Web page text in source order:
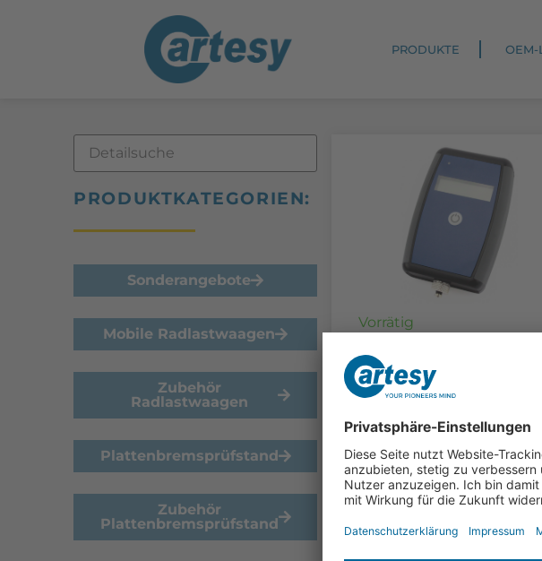
PRODUKTE OEM-
PRODUKTKATEGORIEN:
Sonderangebote
Mobile Radlastwaagen
Zubehör
Radlastwaagen
Plattenbremsprüfstand
Zubehör
Plattenbremsprüfstand
Vorrätig
Funk-Handterminal
MHT-701
€398,00 zzgl. MwSt.
Digitales Anzeigegerät
Einzelgewicht/
von bis zu 10 per Funk...